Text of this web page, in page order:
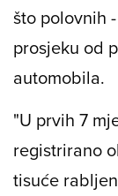
što polovnih
prosjeku od
automobila.
"U prvih 7
registrirano
tisuće